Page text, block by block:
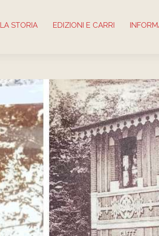
LA STORIA EDIZIONI E CARRI